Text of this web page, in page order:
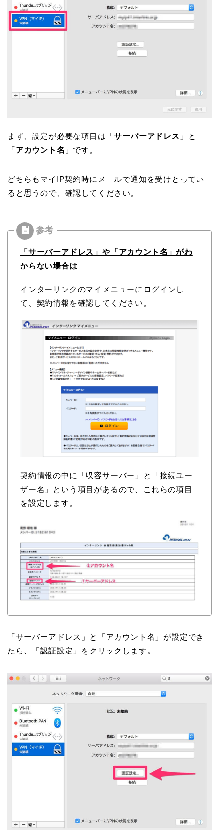
まず、設定が必要な項目は「サーバーアドレス 」と
「 アカウント名 」です。
どちらもマイIP契約時にメールで通知を受けとってい
ると思うので、確認してください。
「サーバーアドレス」や「アカウント名」がわ
からない場合は
インターリンクのマイメニューにログインし
て、契約情報を確認してください。
契約情報の中に「収容サーバー」と「接続ユー
ザー名」という項目があるので、これらの項目
を設定します。
「サーバーアドレス」と「アカウント名」が設定でき
たら、「認証設定」をクリックします。